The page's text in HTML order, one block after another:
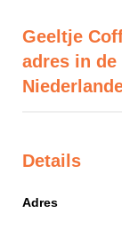
Geeltje
adres in
Details
Adres